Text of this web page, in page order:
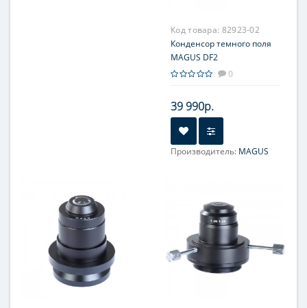
Код товара: 82923-02
Конденсор темного поля
MAGUS DF2
0
39 990р.
Производитель: MAGUS